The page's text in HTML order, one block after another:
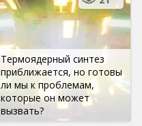
Термоядерный синтез
приближается, но готовы
ли мы к проблемам,
которые он может
вызвать?